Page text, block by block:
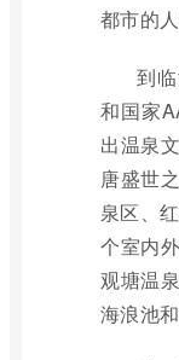
都市的
到
和国家
出温泉
唐盛世
泉区、
个室内
观塘温
海浪池和